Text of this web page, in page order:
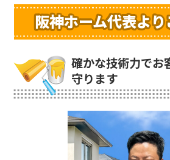
阪神ホーム代表よ
確かな技術力でお
守ります